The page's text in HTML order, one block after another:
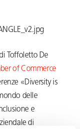
Toffoletto De
of Commerce
«Diversity is
delle
e
di